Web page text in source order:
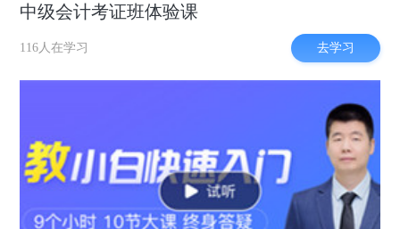
中级会计考证班体验课
116人在学习 去学习